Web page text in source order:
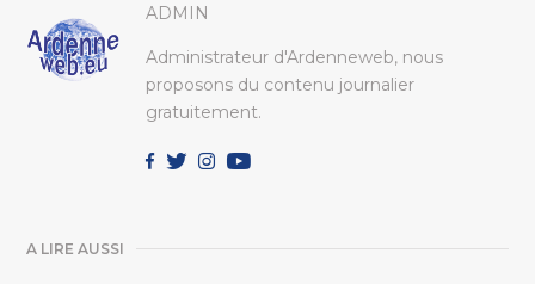
ADMIN
Administrateur d'Ardenneweb, nous
proposons du contenu journalier
gratuitement.
A LIRE AUSSI